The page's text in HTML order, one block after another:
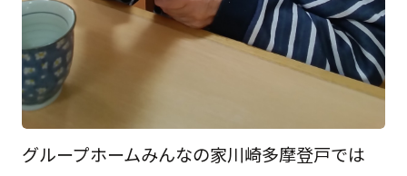
グループホームみんなの家川崎多摩登戸では